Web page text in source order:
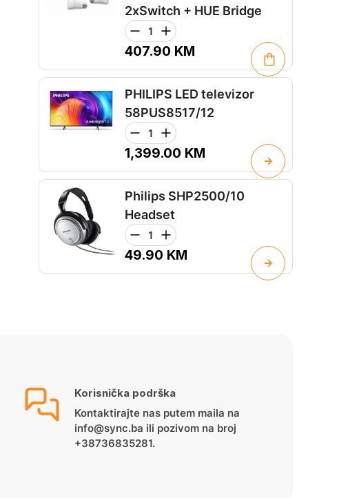
2xSwitch + HUE Bridge
407.90 KM
PHILIPS LED televizor
58PUS8517/12
1,399.00 KM
Philips SHP2500/10
Headset
49.90 KM
Korisnička podrška
Kontaktirajte nas putem maila na
info@sync.ba ili pozivom na broj
+38736835281.